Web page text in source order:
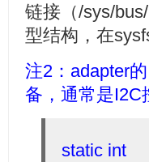
链接（/sys/
型结构，在
注2：adapter
备，通常是I2C
static int